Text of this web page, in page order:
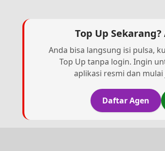
Top Up
Anda bisa langsung isi pulsa,
Top Up tanpa login. Ingin
aplikasi resmi dan
Daftar Agen